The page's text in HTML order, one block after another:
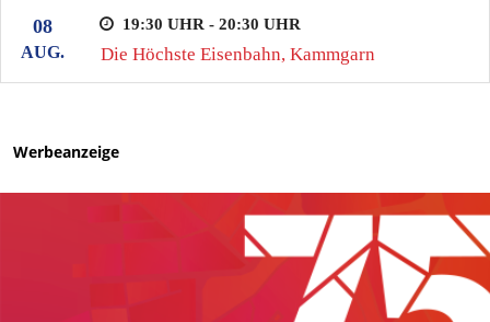
08
AUG.
19:30 UHR - 20:30 UHR
Die Höchste Eisenbahn, Kammgarn
Werbeanzeige